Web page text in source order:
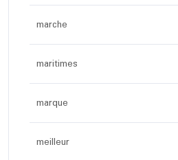
marche
maritimes
marque
meilleur